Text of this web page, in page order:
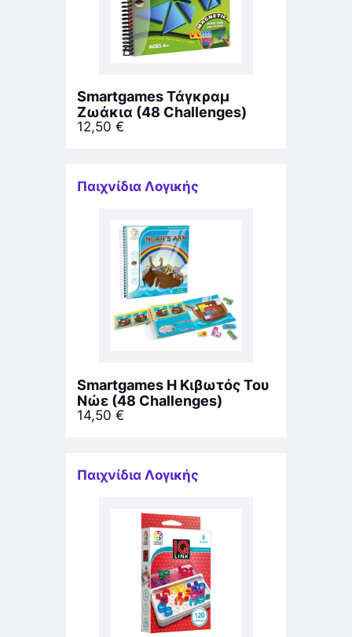
Smartgames Τάγκραμ
Ζωάκια (48 Challenges)
12,50 €
Παιχνίδια Λογικής
Smartgames Η Κιβωτός Του
Νώε (48 Challenges)
14,50 €
Παιχνίδια Λογικής